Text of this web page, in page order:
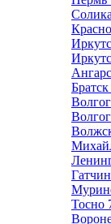
Братск
Тосно